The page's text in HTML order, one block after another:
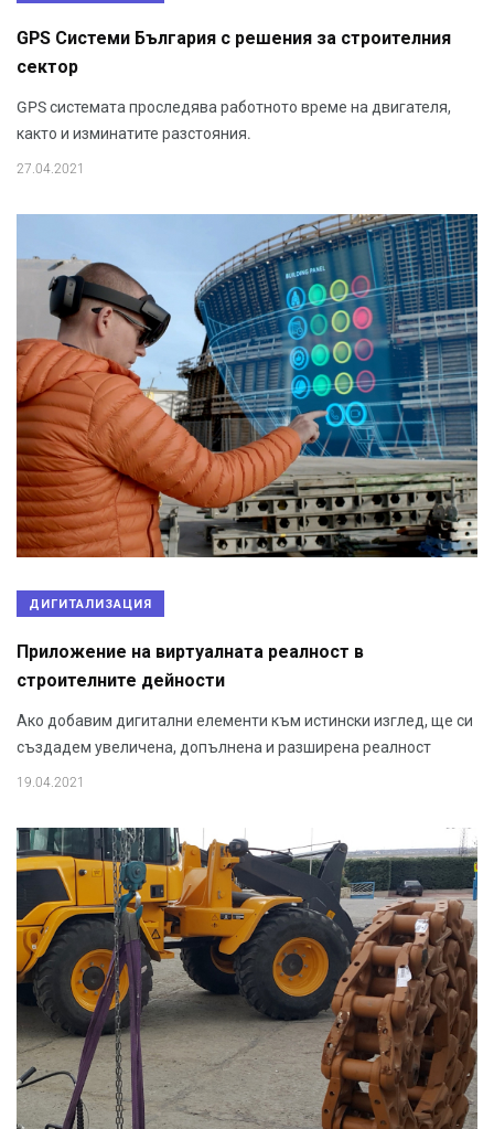
GPS Системи България с решения за строителния
сектор
GPS системата проследява работното време на двигателя,
както и изминатите разстояния.
27.04.2021
ДИГИТАЛИЗАЦИЯ
Приложение на виртуалната реалност в
строителните дейности
Ако добавим дигитални елементи към истински изглед, ще си
създадем увеличена, допълнена и разширена реалност
19.04.2021